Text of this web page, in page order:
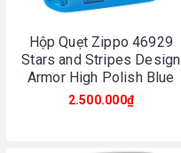
Hộp Quẹt Zippo 46929
Stars and Stripes Design
Armor High Polish Blue
2.500.000₫